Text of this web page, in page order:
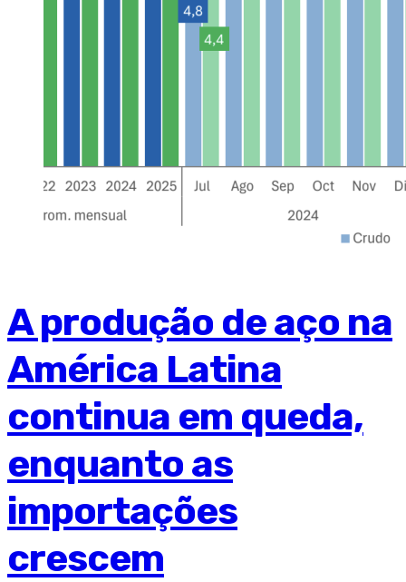
A produção de aço na
América Latina
continua em queda,
enquanto as
importações
crescem